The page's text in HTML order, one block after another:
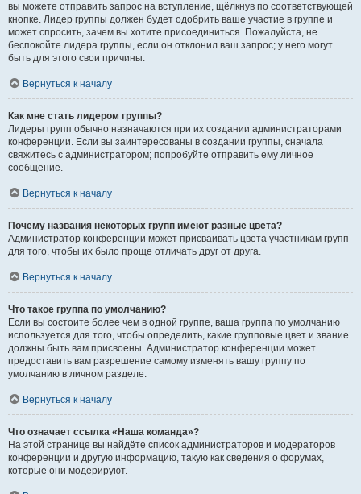
вы можете отправить запрос на вступление, щёлкнув по соответствующей
кнопке. Лидер группы должен будет одобрить ваше участие в группе и
может спросить, зачем вы хотите присоединиться. Пожалуйста, не
беспокойте лидера группы, если он отклонил ваш запрос; у него могут
быть для этого свои причины.
Вернуться к началу
Как мне стать лидером группы?
Лидеры групп обычно назначаются при их создании администраторами
конференции. Если вы заинтересованы в создании группы, сначала
свяжитесь с администратором; попробуйте отправить ему личное
сообщение.
Вернуться к началу
Почему названия некоторых групп имеют разные цвета?
Администратор конференции может присваивать цвета участникам групп
для того, чтобы их было проще отличать друг от друга.
Вернуться к началу
Что такое группа по умолчанию?
Если вы состоите более чем в одной группе, ваша группа по умолчанию
используется для того, чтобы определить, какие групповые цвет и звание
должны быть вам присвоены. Администратор конференции может
предоставить вам разрешение самому изменять вашу группу по
умолчанию в личном разделе.
Вернуться к началу
Что означает ссылка «Наша команда»?
На этой странице вы найдёте список администраторов и модераторов
конференции и другую информацию, такую как сведения о форумах,
которые они модерируют.